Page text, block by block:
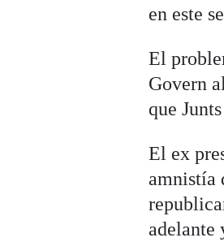
en este
El
Govern
que
El ex
amnistía
adelante